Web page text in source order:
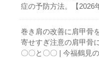
症の予防方法。【2026
巻き肩の改善に肩甲骨
寄せすぎ注意の肩甲骨
〇〇と〇〇 | 今福鶴見